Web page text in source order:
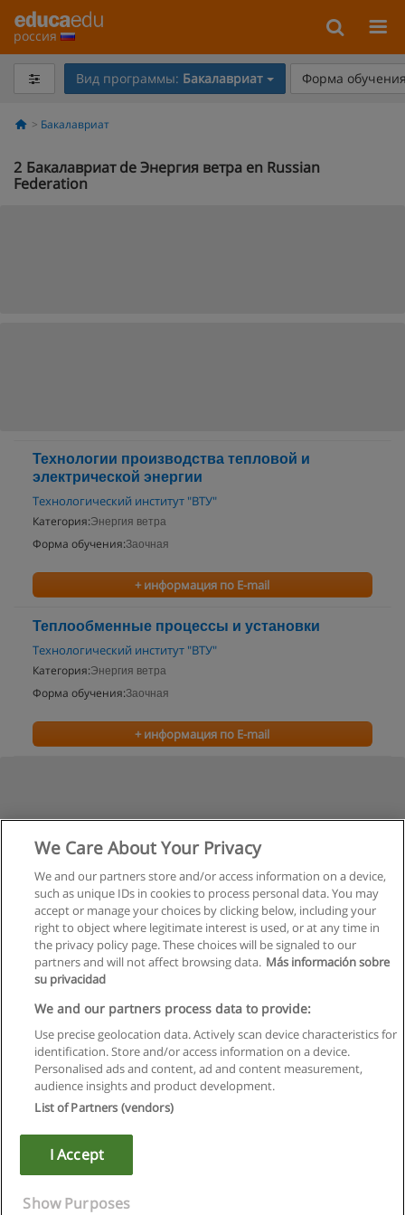
россия
Вид программы: Бакалавриат Форма
Бакалавриат
2 Бакалавриат de Энергия ветра en Russian
Federation
Технологии производства тепловой и
электрической энергии
Технологический институт "ВТУ"
Категория:Энергия ветра
Форма обучения:Заочная
+ информация по E-mail
Теплообменные процессы и установки
Технологический институт "ВТУ"
Категория:Энергия ветра
Форма обучения:Заочная
+ информация по E-mail
Правила пользования
Конфиденциальность информации
Copyright © Educaedu Business S.L. - CIF : B-95610580: -
We Care About Your Privacy
We and our partners store and/or access information on a device,
such as unique IDs in cookies to process personal data. You may
accept or manage your choices by clicking below, including your
right to object where legitimate interest is used, or at any time in
the privacy policy page. These choices will be signaled to our
partners and will not affect browsing data. Más información sobre
su privacidad
We and our partners process data to provide:
Use precise geolocation data. Actively scan device characteristics for
identification. Store and/or access information on a device.
Personalised ads and content, ad and content measurement,
audience insights and product development.
List of Partners (vendors)
I Accept
Show Purposes